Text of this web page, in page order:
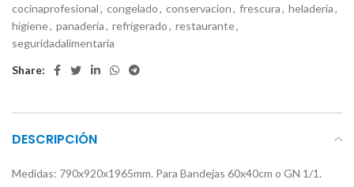
cocinaprofesional, congelado, conservacion, frescura, heladeria,
higiene, panaderia, refrigerado, restaurante,
seguridadalimentaria
Share:
DESCRIPCIÓN
Medidas: 790x920x1965mm. Para Bandejas 60x40cm o GN 1/1.